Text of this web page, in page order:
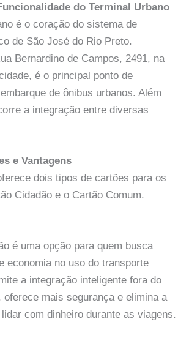
do Terminal Urbano
é o coração do sistema de
de São José do Rio Preto.
Bernardino de Campos, 2491, na
é o principal ponto de
de ônibus urbanos. Além
a integração entre diversas
e Vantagens
dois tipos de cartões para os
Cidadão e o Cartão Comum.
é uma opção para quem busca
economia no uso do transporte
a integração inteligente fora do
oferece mais segurança e elimina a
com dinheiro durante as viagens.